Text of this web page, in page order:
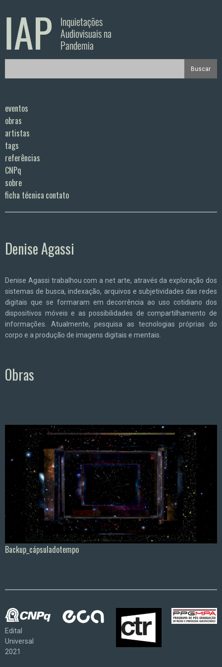
eventos
obras
artistas
tags
referências
CNPq
sobre
ficha técnica contato
Denise Agassi
Denise Agassi trabalhou com a net arte, através da exploração dos
sistemas de busca, indexação, arquivos e subjetividades das redes
digitais que se formaram em decorrência ao uso cotidiano dos
dispositivos móveis e as possibilidades de compartilhamento de
informações. Atualmente, pesquisa as tecnologias próprias do
corpo e a produção de imagens digitais e mentais.
Obras
Backup_cápsuladotempo
Edital
Universal
2021